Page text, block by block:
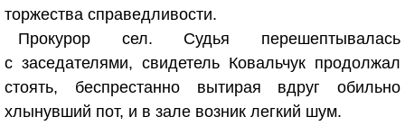
торжества справедливости.
Прокурор сел. Судья перешептывалась
с заседателями, свидетель Ковальчук продолжал
стоять, беспрестанно вытирая вдруг обильно
хлынувший пот, и в зале возник легкий шум.